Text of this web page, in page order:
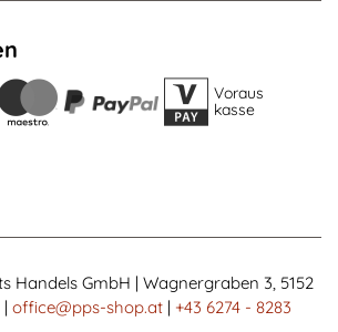
Voraus
kasse
Handels GmbH | Wagnergraben 3, 5152
office@pps-shop.at | +43 6274 - 8283